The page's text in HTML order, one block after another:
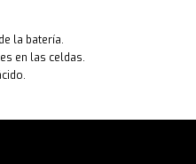
la batería.
en las celdas.